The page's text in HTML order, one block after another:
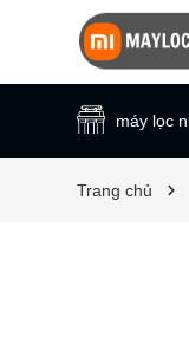
máy lọc
Trang chủ